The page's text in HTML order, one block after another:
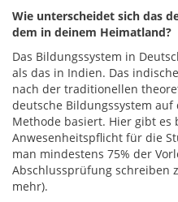
Wie unterscheidet sich das
dem in deinem Heimatland?
Das Bildungssystem in
als das in Indien. Das
nach der traditionellen
deutsche Bildungssystem
Methode basiert. Hier gibt es
Anwesenheitspflicht für die
man mindestens 75% der
Abschlussprüfung schreiben
mehr).